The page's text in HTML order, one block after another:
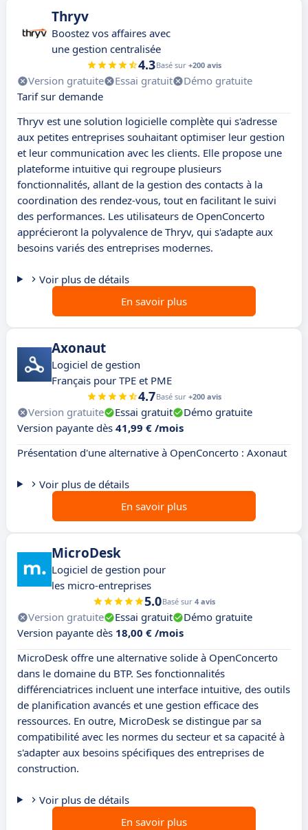
Thryv
Boostez vos affaires avec
une gestion centralisée
4.3Basé sur +200 avis
Version gratuite Essai gratuit
Démo gratuite
Tarif sur demande
Thryv est une solution logicielle complète qui s'adresse
aux petites entreprises souhaitant optimiser leur gestion
et leur communication avec les clients. Elle propose une
plateforme intuitive qui regroupe plusieurs
fonctionnalités, allant de la gestion des contacts à la
coordination des rendez-vous, tout en facilitant le suivi
des performances. Les utilisateurs de OpenConcerto
apprécieront la polyvalence de Thryv, qui s'adapte aux
besoins variés des entreprises modernes.
Voir plus de détails
En savoir plus
Axonaut
Logiciel de gestion
Français pour TPE et PME
4.7Basé sur +200 avis
Version gratuite Essai gratuit
Démo gratuite
Version payante dès 41,99 € /mois
Présentation d'une alternative à OpenConcerto : Axonaut
Voir plus de détails
En savoir plus
MicroDesk
Logiciel de gestion pour
les micro-entreprises
5.0Basé sur 4 avis
Version gratuite Essai gratuit
Démo gratuite
Version payante dès 18,00 € /mois
MicroDesk offre une alternative solide à OpenConcerto
dans le domaine du BTP. Ses fonctionnalités
différenciatrices incluent une interface intuitive, des outils
de planification avancés et une gestion efficace des
ressources. En outre, MicroDesk se distingue par sa
compatibilité avec les normes du secteur et sa capacité à
s'adapter aux besoins spécifiques des entreprises de
construction.
Voir plus de détails
En savoir plus